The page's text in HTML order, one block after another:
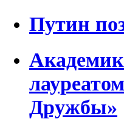
Путин
Дружбы»